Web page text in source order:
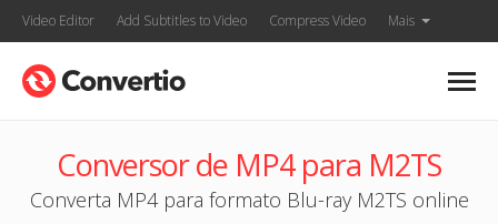
Video Editor Add Subtitles to Video Compress Video Mais
Conversor de MP4 para M2TS
Converta MP4 para formato Blu-ray M2TS online